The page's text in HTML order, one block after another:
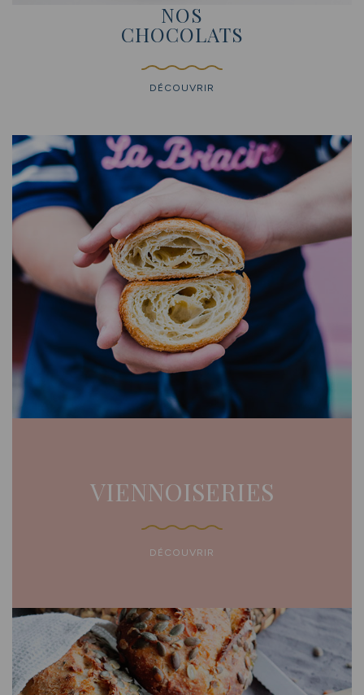
NOS
CHOCOLATS
DÉCOUVRIR
VIENNOISERIES
DÉCOUVRIR